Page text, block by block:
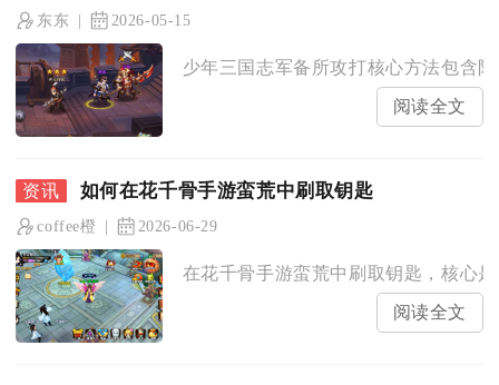
东东 2026-05-15
少年三国志军备所攻打核心方法包含
阅读全文
如何在花千骨手游蛮荒中刷取钥匙
coffee橙 2026-06-29
在花千骨手游蛮荒中刷取钥匙，核心
阅读全文